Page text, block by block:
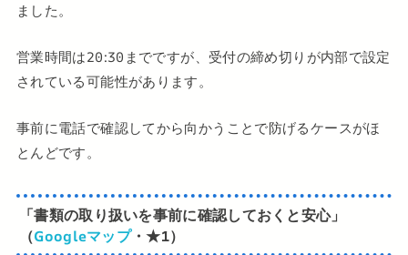
ました。
営業時間は20:30までですが、受付の締め切りが内部で設定
されている可能性があります。
事前に電話で確認してから向かうことで防げるケースがほ
とんどです。
「書類の取り扱いを事前に確認しておくと安心」
（Googleマップ・★1）